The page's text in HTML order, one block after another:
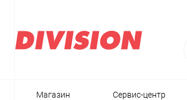
Магазин Сервис-центр